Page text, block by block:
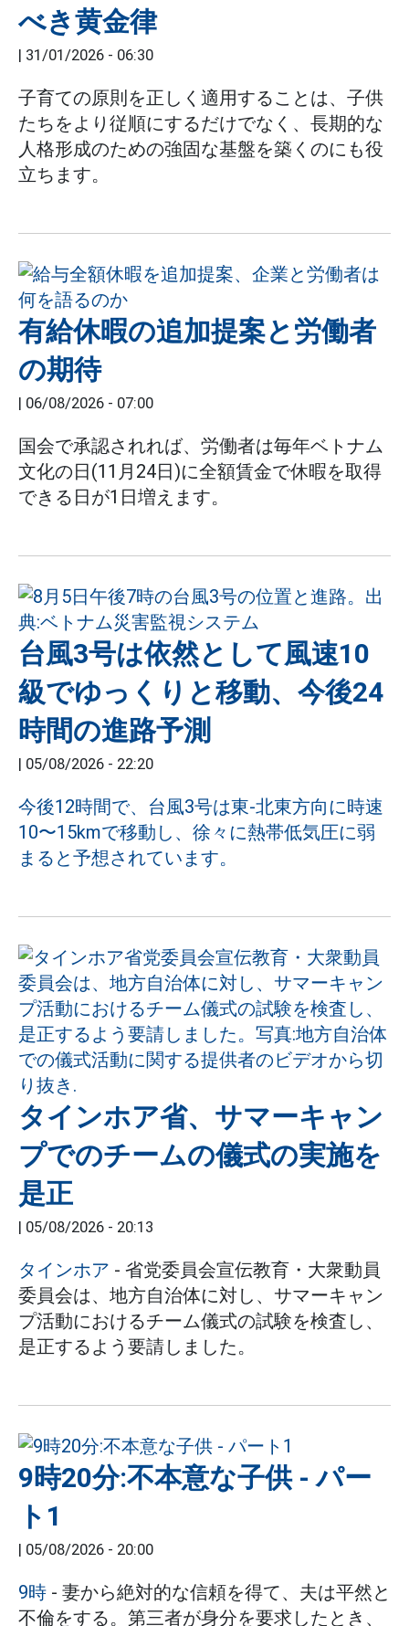
べき黄金律
| 31/01/2026 - 06:30
子育ての原則を正しく適用することは、子供
たちをより従順にするだけでなく、長期的な
人格形成のための強固な基盤を築くのにも役
立ちます。
有給休暇の追加提案と労働者
の期待
| 06/08/2026 - 07:00
国会で承認されれば、労働者は毎年ベトナム
文化の日(11月24日)に全額賃金で休暇を取得
できる日が1日増えます。
台風3号は依然として風速10
級でゆっくりと移動、今後24
時間の進路予測
| 05/08/2026 - 22:20
今後12時間で、台風3号は東-北東方向に時速
10〜15kmで移動し、徐々に熱帯低気圧に弱
まると予想されています。
タインホア省、サマーキャン
プでのチームの儀式の実施を
是正
| 05/08/2026 - 20:13
タインホア - 省党委員会宣伝教育・大衆動員
委員会は、地方自治体に対し、サマーキャン
プ活動におけるチーム儀式の試験を検査し、
是正するよう要請しました。
9時20分:不本意な子供 - パー
ト1
| 05/08/2026 - 20:00
9時 - 妻から絶対的な信頼を得て、夫は平然と
不倫をする。第三者が身分を要求したとき、